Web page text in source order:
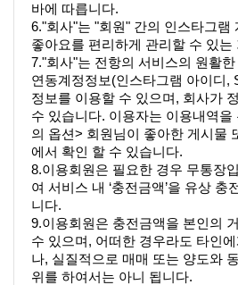
바에 따릅니다.
6."회사"는 "회원" 간의 인스타그램
좋아요를 편리하게 관리할 수 있는
7."회사"는 전항의 서비스의 원활
연동계정정보(인스타그램 아이디,
정보를 이용할 수 있으며, 회사가
수 있습니다. 이용자는 이용내역을
의 옵션> 회원님이 좋아한 게시물
에서 확인 할 수 있습니다.
8.이용회원은 필요한 경우 무통장
여 서비스 내 ‘충전금액’을 유상 충
니다.
9.이용회원은 충전금액을 본인의
수 있으며, 어떠한 경우라도 타인
나, 실질적으로 매매 또는 양도와
위를 하여서는 아니 됩니다.